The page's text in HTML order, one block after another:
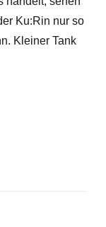
Ku:Rin nur so
Kleiner Tank